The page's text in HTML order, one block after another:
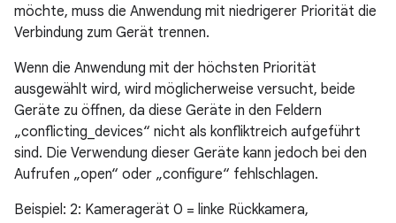
möchte, muss die Anwendung mit niedrigerer Priorität die
Verbindung zum Gerät trennen.
Wenn die Anwendung mit der höchsten Priorität
ausgewählt wird, wird möglicherweise versucht, beide
Geräte zu öffnen, da diese Geräte in den Feldern
„conflicting_devices“ nicht als konfliktreich aufgeführt
sind. Die Verwendung dieser Geräte kann jedoch bei den
Aufrufen „open“ oder „configure“ fehlschlagen.
Beispiel: 2: Kameragerät 0 = linke Rückkamera,